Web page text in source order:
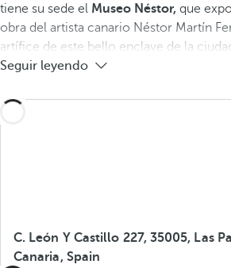
tiene su sede el Museo Néstor, que
obra del artista canario Néstor Martín
artífice de este bello enclave de la
Seguir leyendo
C. León Y Castillo 227, 35005, Las
Canaria, Spain